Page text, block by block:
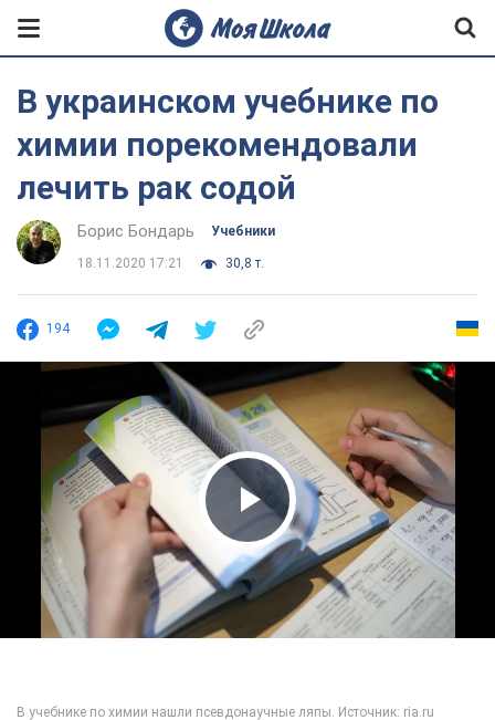
В украинском учебнике по
химии порекомендовали
лечить рак содой
Борис Бондарь Учебники
18.11.2020 17:21 30,8 т.
194
Play Video